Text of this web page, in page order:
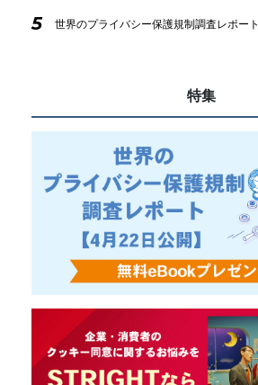
5 世界のプライバシー保護規制調査レポート
特集